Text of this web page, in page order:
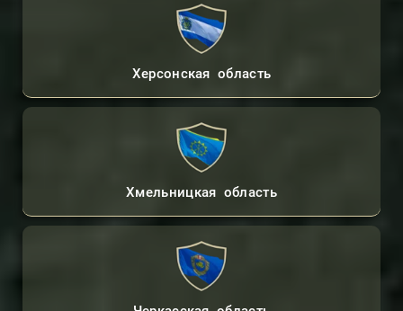
Херсонская область
Хмельницкая область